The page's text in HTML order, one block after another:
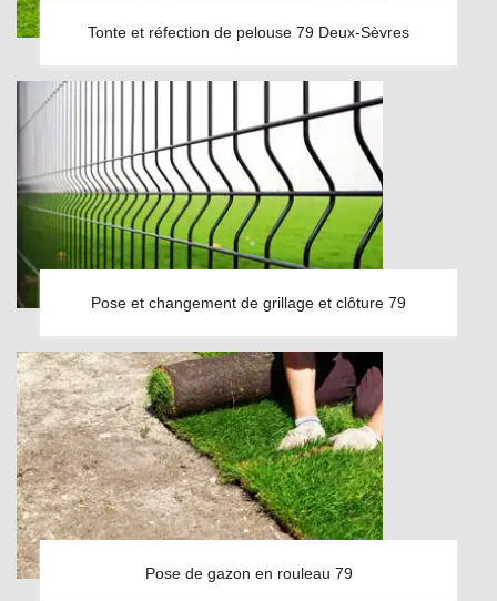
Tonte et réfection de pelouse 79 Deux-Sèvres
Pose et changement de grillage et clôture 79
Pose de gazon en rouleau 79